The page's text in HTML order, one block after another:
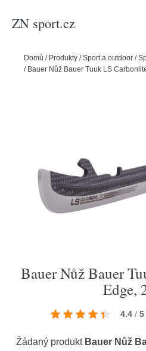
ZN sport.cz
Domů / Produkty /Sport a outdoor /
/ Bauer Nůž Bauer Tuuk LS
Bauer Nůž Bauer
Edge,
4.4 / 5
Žádaný produkt Bauer Nůž